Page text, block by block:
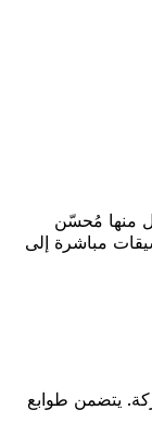
منها مُحسّن
مباشرة إلى
يتضمن طوابع